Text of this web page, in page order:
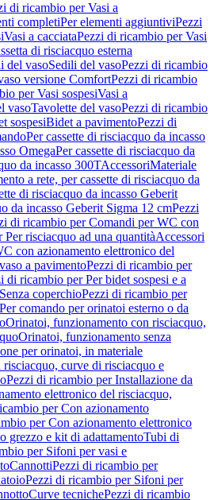
di ricambio per Vasi a
completiPer elementi aggiuntiviPezzi
Vasi a cacciataPezzi di ricambio per Vasi
di risciacquo esterna
del vasoSedili del vasoPezzi di ricambio
versione ComfortPezzi di ricambio
per Vasi sospesiVasi a
vasoTavolette del vasoPezzi di ricambio
sospesiBidet a pavimentoPezzi di
Per cassette di risciacquo da incasso
OmegaPer cassette di risciacquo da
da incasso 300TAccessoriMateriale
a rete, per cassette di risciacquo da
di risciacquo da incasso Geberit
da incasso Geberit Sigma 12 cmPezzi
di ricambio per Comandi per WC con
risciacquo ad una quantitàAccessori
con azionamento elettronico del
a pavimentoPezzi di ricambio per
di ricambio per Per bidet sospesi e a
Senza coperchioPezzi di ricambio per
Per comando per orinatoi esterno o da
Orinatoi, funzionamento con risciacquo,
Orinatoi, funzionamento senza
per orinatoi, in materiale
curve di risciacquo e
Pezzi di ricambio per Installazione da
elettronico del risciacquo,
per Con azionamento
per Con azionamento elettronico
grezzo e kit di adattamentoTubi di
per Sifoni per vasi e
CannottiPezzi di ricambio per
Pezzi di ricambio per Sifoni per
Curve tecnichePezzi di ricambio